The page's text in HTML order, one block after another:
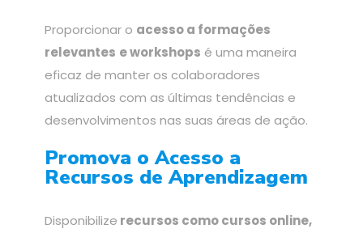
Proporcionar o acesso a formações
relevantes e workshops é uma maneira
eficaz de manter os colaboradores
atualizados com as últimas tendências e
desenvolvimentos nas suas áreas de ação.
Promova o Acesso a
Recursos de Aprendizagem
Disponibilize recursos como cursos online,